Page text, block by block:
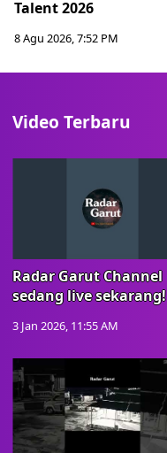
Talent 2026
8 Agu 2026, 7:52 PM
Video Terbaru
Radar Garut Channel
sedang live sekarang!
3 Jan 2026, 11:55 AM